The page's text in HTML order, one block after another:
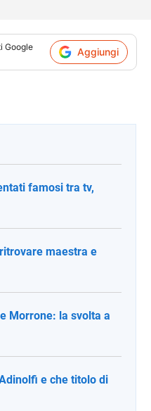
Google
Aggiungi
famosi tra tv,
maestra e
Morrone: la svolta a
e che titolo di